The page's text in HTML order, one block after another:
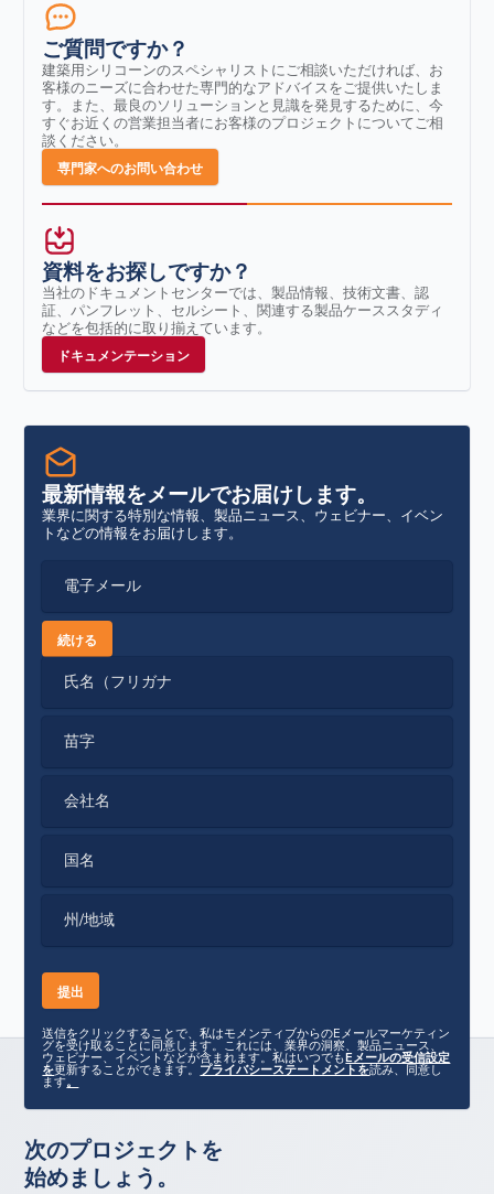
ご質問ですか？
建築用シリコーンのスペシャリストにご相談いただければ、お
客様のニーズに合わせた専門的なアドバイスをご提供いたしま
す。また、最良のソリューションと見識を発見するために、今
すぐお近くの営業担当者にお客様のプロジェクトについてご相
談ください。
専門家へのお問い合わせ
資料をお探しですか？
当社のドキュメントセンターでは、製品情報、技術文書、認
証、パンフレット、セルシート、関連する製品ケーススタディ
などを包括的に取り揃えています。
ドキュメンテーション
最新情報をメールでお届けします。
業界に関する特別な情報、製品ニュース、ウェビナー、イベン
トなどの情報をお届けします。
電子メール
続ける
氏名（フリガナ
苗字
会社名
国名
州/地域
送信をクリックすることで、私はモメンティブからのEメールマーケティン
グを受け取ることに同意します。これには、業界の洞察、製品ニュース、
ウェビナー、イベントなどが含まれます。私はいつでもEメールの受信設定
を更新することができます。 プライバシーステートメントを読み、同意し
ます。
次のプロジェクトを
始めましょう。